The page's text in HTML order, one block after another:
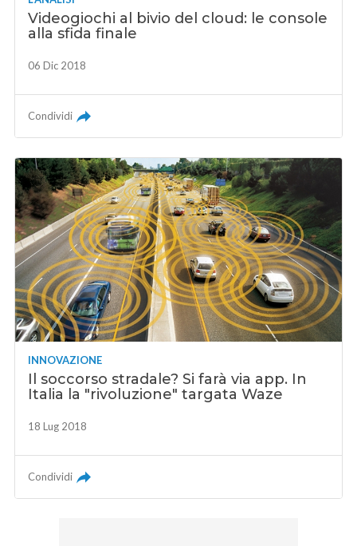
Videogiochi al bivio del cloud: le console
alla sfida finale
06 Dic 2018
Condividi
INNOVAZIONE
Il soccorso stradale? Si farà via app. In
Italia la "rivoluzione" targata Waze
18 Lug 2018
Condividi